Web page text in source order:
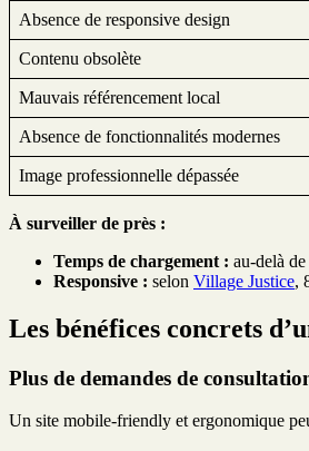
Absence de responsive design
Contenu obsolète
Mauvais référencement local
Absence de fonctionnalités modernes
Image professionnelle dépassée
À surveiller de près :
Temps de chargement : au-delà
Responsive : selon Village Justice,
Les bénéfices concrets
Plus de demandes de
Un site mobile-friendly et ergonomique